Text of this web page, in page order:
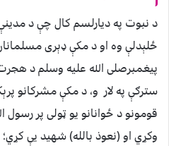
د نبوت په ديارلسم کال چې د
ځلېدلې وه او د مکې ډېری
پيغمبرصلی الله عليه وسلم د هجرت
سترګې په لار و، د مکې مشرکانو
قومونو د ځوانانو يو ټولی پر رسول
وکړي او (نعوذ بالله) شهيد يې